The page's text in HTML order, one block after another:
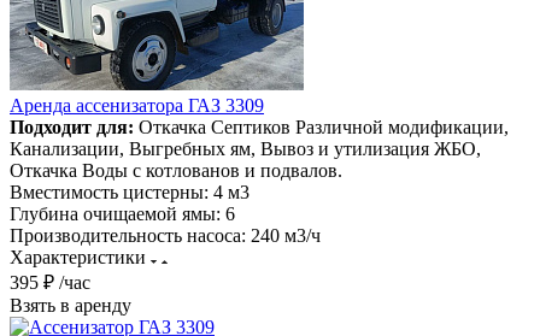
Аренда ассенизатора ГАЗ 3309
Подходит для: Откачка Септиков Различной модификации,
Канализации, Выгребных ям, Вывоз и утилизация ЖБО,
Откачка Воды с котлованов и подвалов.
Вместимость цистерны: 4 м3
Глубина очищаемой ямы: 6
Производительность насоса: 240 м3/ч
Характеристики
395 ₽ /час
Взять в аренду